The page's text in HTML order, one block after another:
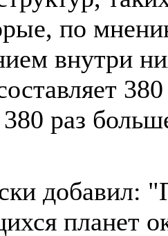
по
внутри
раз
добавил:
планет